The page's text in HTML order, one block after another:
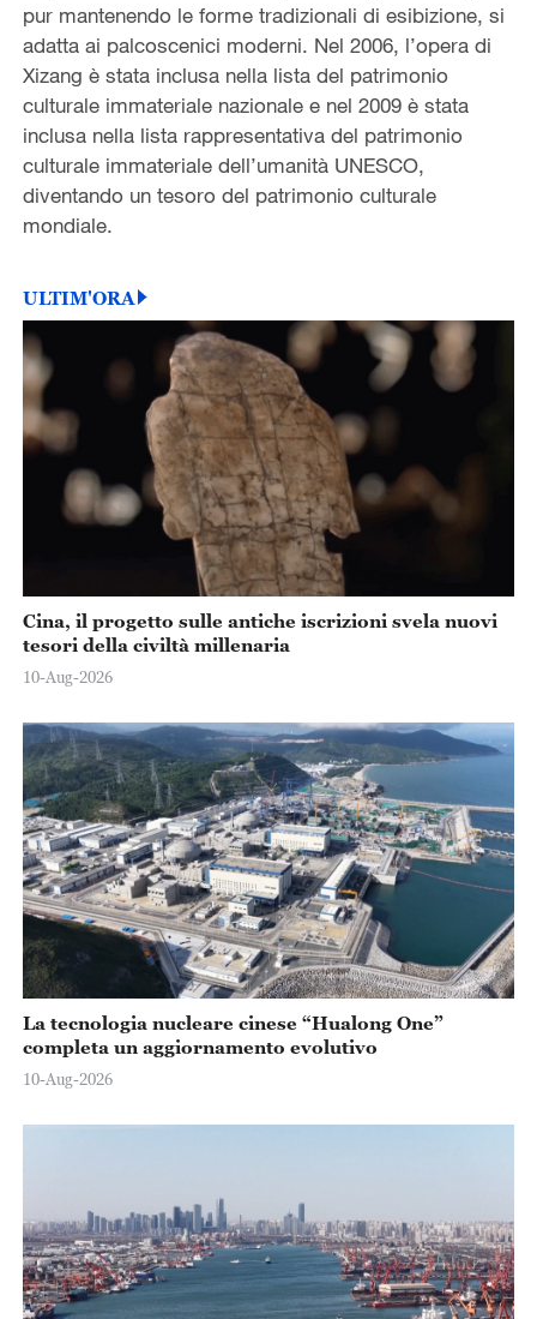
pur mantenendo le forme tradizionali di esibizione, si
adatta ai palcoscenici moderni. Nel 2006, l’opera di
Xizang è stata inclusa nella lista del patrimonio
culturale immateriale nazionale e nel 2009 è stata
inclusa nella lista rappresentativa del patrimonio
culturale immateriale dell’umanità UNESCO,
diventando un tesoro del patrimonio culturale
mondiale.
ULTIM'ORA
Cina, il progetto sulle antiche iscrizioni svela nuovi
tesori della civiltà millenaria
10-Aug-2026
La tecnologia nucleare cinese “Hualong One”
completa un aggiornamento evolutivo
10-Aug-2026